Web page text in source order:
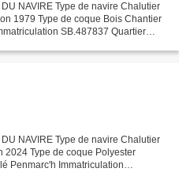
NAVIRE Type de navire Chalutier
1979 Type de coque Bois Chantier
SB.487837 Quartier
NAVIRE Type de navire Chalutier
2024 Type de coque Polyester
Penmarc'h Immatriculation